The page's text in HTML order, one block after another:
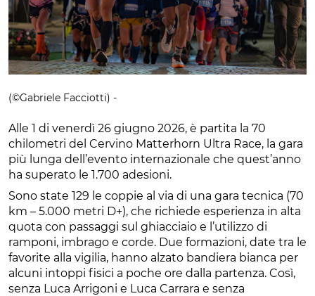
(©Gabriele Facciotti) -
Alle 1 di venerdì 26 giugno 2026, è partita la 70
chilometri del Cervino Matterhorn Ultra Race, la gara
più lunga dell’evento internazionale che quest’anno
ha superato le 1.700 adesioni.
Sono state 129 le coppie al via di una gara tecnica (70
km – 5.000 metri D+), che richiede esperienza in alta
quota con passaggi sul ghiacciaio e l’utilizzo di
ramponi, imbrago e corde. Due formazioni, date tra le
favorite alla vigilia, hanno alzato bandiera bianca per
alcuni intoppi fisici a poche ore dalla partenza. Così,
senza Luca Arrigoni e Luca Carrara e senza